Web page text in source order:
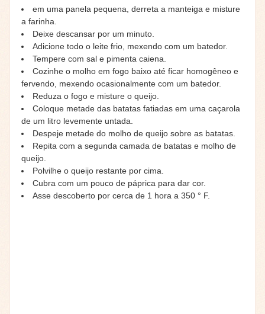
em uma panela pequena, derreta a manteiga e misture
a farinha.
Deixe descansar por um minuto.
Adicione todo o leite frio, mexendo com um batedor.
Tempere com sal e pimenta caiena.
Cozinhe o molho em fogo baixo até ficar homogêneo e
fervendo, mexendo ocasionalmente com um batedor.
Reduza o fogo e misture o queijo.
Coloque metade das batatas fatiadas em uma caçarola
de um litro levemente untada.
Despeje metade do molho de queijo sobre as batatas.
Repita com a segunda camada de batatas e molho de
queijo.
Polvilhe o queijo restante por cima.
Cubra com um pouco de páprica para dar cor.
Asse descoberto por cerca de 1 hora a 350 ° F.